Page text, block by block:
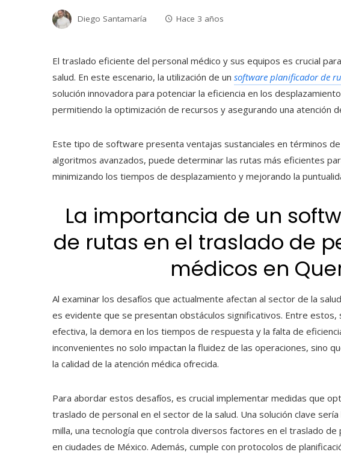
Diego Santamaría Hace 3 años
El traslado eficiente del personal médico y sus equipos es crucial
salud. En este escenario, la utilización de un software planificador de
solución innovadora para potenciar la eficiencia en los
permitiendo la optimización de recursos y asegurando una atención
Este tipo de software presenta ventajas sustanciales en términos de
algoritmos avanzados, puede determinar las rutas más eficientes
minimizando los tiempos de desplazamiento y mejorando la
La importancia de un
de rutas en el traslado de
médicos en
Al examinar los desafíos que actualmente afectan al sector de la
es evidente que se presentan obstáculos significativos. Entre estos,
efectiva, la demora en los tiempos de respuesta y la falta de
inconvenientes no solo impactan la fluidez de las operaciones, sino
la calidad de la atención médica ofrecida.
Para abordar estos desafíos, es crucial implementar medidas que
traslado de personal en el sector de la salud. Una solución clave
milla, una tecnología que controla diversos factores en el traslado
en ciudades de México. Además, cumple con protocolos de